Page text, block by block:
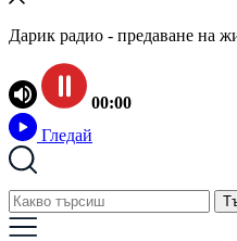
Дарик радио - предаване на
00:00
Гледай